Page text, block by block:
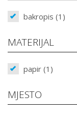
bakropis (1)
MATERIJAL
papir (1)
MJESTO